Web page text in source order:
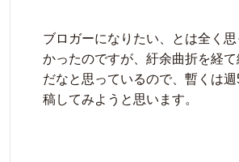
ブロガーになりたい、とは全く
かったのですが、紆余曲折を経て
だなと思っているので、暫くは
稿してみようと思います。